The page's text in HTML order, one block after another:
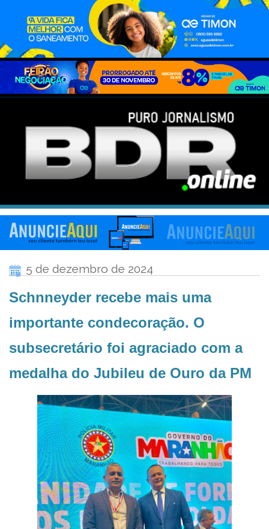
5 de dezembro de 2024
Schnneyder recebe mais uma
importante condecoração. O
subsecretário foi agraciado com a
medalha do Jubileu de Ouro da PM